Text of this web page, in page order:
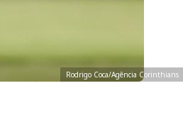
Rodrigo Coca/Agência Corinthians